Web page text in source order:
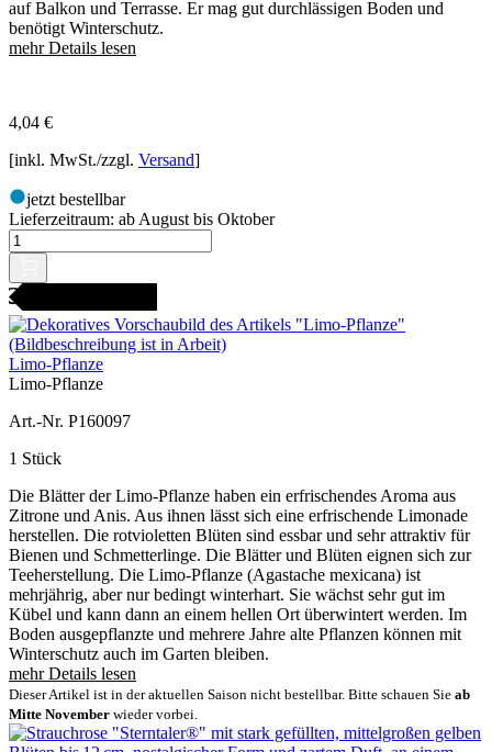
auf Balkon und Terrasse. Er mag gut durchlässigen Boden und
benötigt Winterschutz.
mehr Details lesen
4,04 €
[inkl. MwSt./zzgl. Versand]
jetzt bestellbar
Lieferzeitraum: ab August bis Oktober
bestellbar
Limo-Pflanze
Limo-Pflanze
Art.-Nr. P160097
1 Stück
Die Blätter der Limo-Pflanze haben ein erfrischendes Aroma aus
Zitrone und Anis. Aus ihnen lässt sich eine erfrischende Limonade
herstellen. Die rotvioletten Blüten sind essbar und sehr attraktiv für
Bienen und Schmetterlinge. Die Blätter und Blüten eignen sich zur
Teeherstellung. Die Limo-Pflanze (Agastache mexicana) ist
mehrjährig, aber nur bedingt winterhart. Sie wächst sehr gut im
Kübel und kann dann an einem hellen Ort überwintert werden. Im
Boden ausgepflanzte und mehrere Jahre alte Pflanzen können mit
Winterschutz auch im Garten bleiben.
mehr Details lesen
Dieser Artikel ist in der aktuellen Saison nicht bestellbar. Bitte schauen Sie ab
Mitte November wieder vorbei.